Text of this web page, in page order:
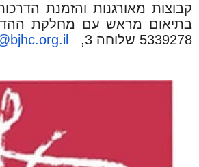
קבוצות מאורגנות והזמנת
5339278 שלוחה 3,